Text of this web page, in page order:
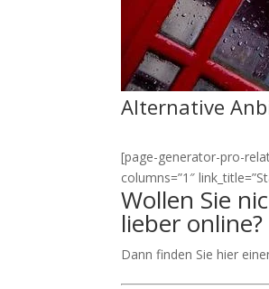
Alternative
[page-generator-pro-
columns=”1″
Wollen Sie
lieber online?
Dann finden Sie hier